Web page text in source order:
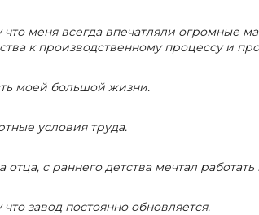
меня всегда впечатляли огромные
к производственному процессу и
моей большой жизни.
условия труда.
отца, с раннего детства мечтал
завод постоянно обновляется.